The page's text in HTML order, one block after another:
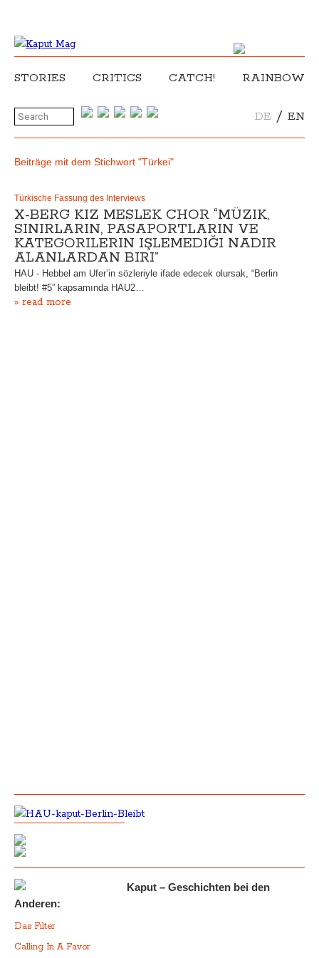
STORIES CRITICS CATCH! RAINBOW
DE / EN
Beiträge mit dem Stichwort "Türkei"
Türkische Fassung des Interviews
X-BERG KIZ MESLEK CHOR “MÜZIK,
SINIRLARIN, PASAPORTLARIN VE
KATEGORILERIN IŞLEMEDIĞI NADIR
ALANLARDAN BIRI”
HAU - Hebbel am Ufer’in sözleriyle ifade edecek olursak, “Berlin
bleibt! #5” kapsamında HAU2…
» read more
Kaput – Geschichten bei den
Anderen:
Das Filter
Calling In A Favor